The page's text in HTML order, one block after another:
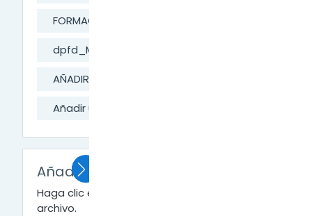
FORMACIÓN DIGITAL
dpfd_MesaAyuda
AÑADIR RECURSOS A LA CLASE
Añadir una URL
Añadir una URL
Haga clic en
archivo.